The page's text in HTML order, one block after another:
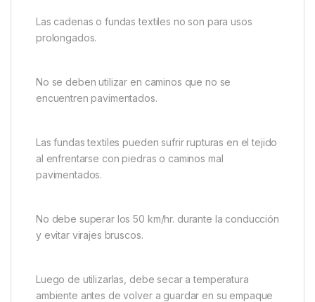
Las cadenas o fundas textiles no son para usos
prolongados.
No se deben utilizar en caminos que no se
encuentren pavimentados.
Las fundas textiles pueden sufrir rupturas en el tejido
al enfrentarse con piedras o caminos mal
pavimentados.
No debe superar los 50 km/hr. durante la conducción
y evitar virajes bruscos.
Luego de utilizarlas, debe secar a temperatura
ambiente antes de volver a guardar en su empaque